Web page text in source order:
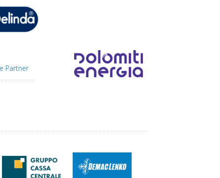
Partner